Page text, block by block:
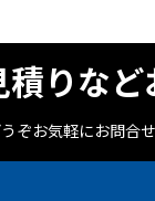
りなど
ぞお気軽にお問合